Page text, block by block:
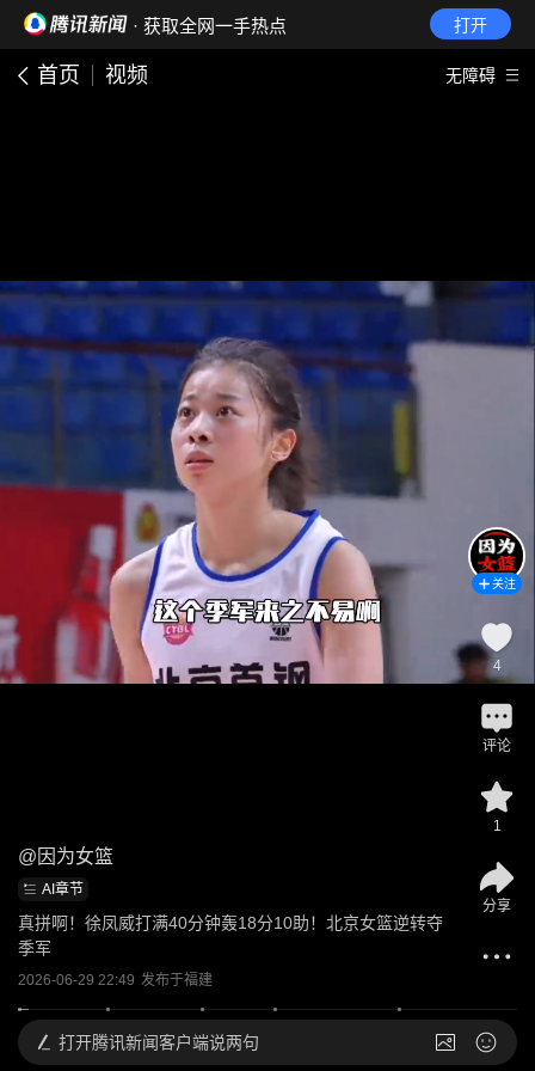
· 获取全网一手热点 打开
首页 视频 无障碍
@ 因为女篮
AI章节
真拼啊！徐凤威打满40分钟轰18分10助！北京女篮逆转夺
季军
2026-06-29 22:49 发布于福建
关注
4
评论
1
分享
打开腾讯新闻客户端说两句